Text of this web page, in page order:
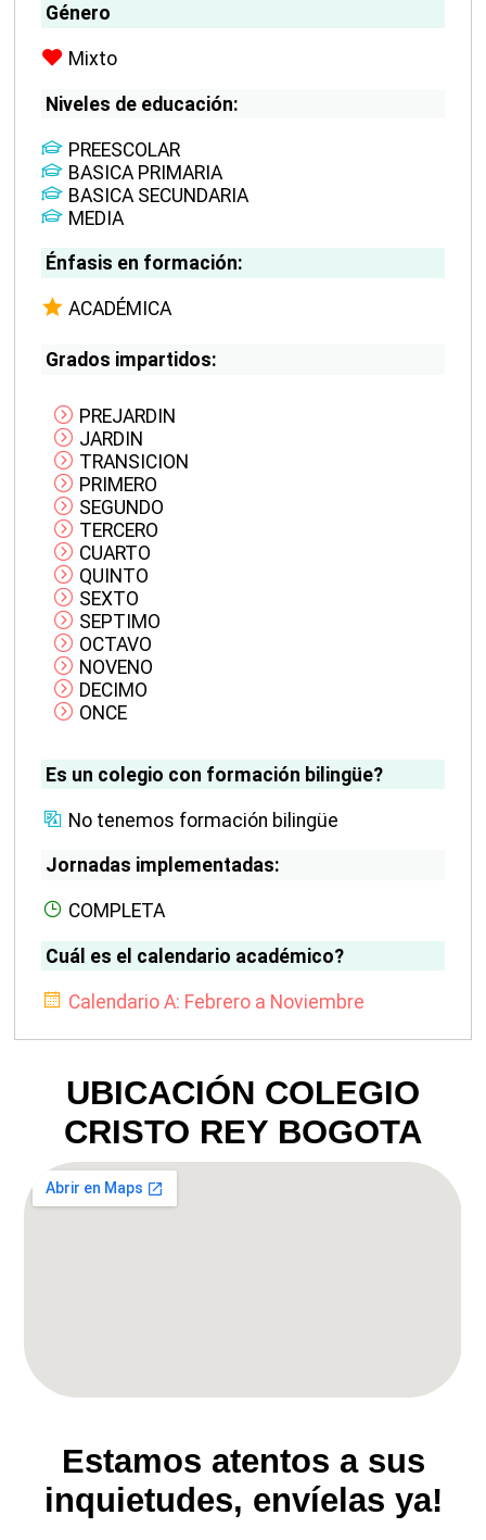
Género
Mixto
Niveles de educación:
PREESCOLAR
BASICA PRIMARIA
BASICA SECUNDARIA
MEDIA
Énfasis en formación:
ACADÉMICA
Grados impartidos:
PREJARDIN
JARDIN
TRANSICION
PRIMERO
SEGUNDO
TERCERO
CUARTO
QUINTO
SEXTO
SEPTIMO
OCTAVO
NOVENO
DECIMO
ONCE
Es un colegio con formación bilingüe?
No tenemos formación bilingüe
Jornadas implementadas:
COMPLETA
Cuál es el calendario académico?
Calendario A: Febrero a Noviembre
UBICACIÓN COLEGIO
CRISTO REY BOGOTA
Estamos atentos a sus
inquietudes, envíelas ya!